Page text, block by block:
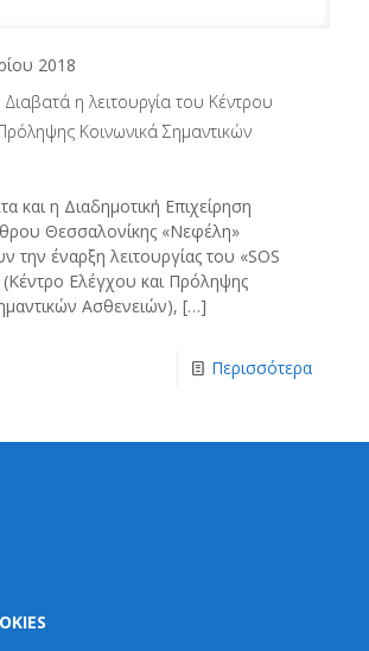
2018
Διαβατά η λειτουργία του Κέντρου
Κοινωνικά Σημαντικών
και η Διαδημοτική Επιχείρηση
Θεσσαλονίκης «Νεφέλη»
την έναρξη λειτουργίας του «SOS
Ελέγχου και Πρόληψης
Ασθενειών), […]
Περισσότερα